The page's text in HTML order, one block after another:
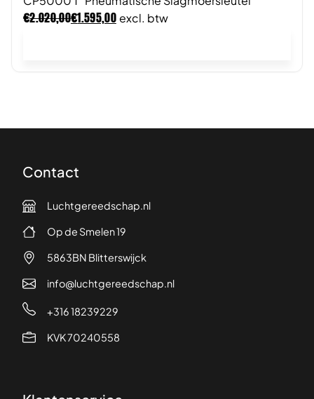
€2.020,00€1.595,00 excl. btw
Contact
Luchtgereedschap.nl
Op de Smelen 19
5863BN Blitterswijck
info@luchtgereedschap.nl
+316 18239229
KVK 70240558